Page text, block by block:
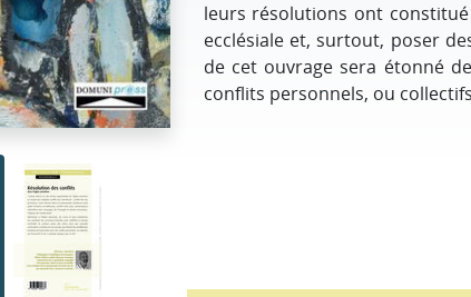
leurs résolutions ont
ecclésiale et, surtout, poser
de cet ouvrage sera étonné
conflits personnels, ou